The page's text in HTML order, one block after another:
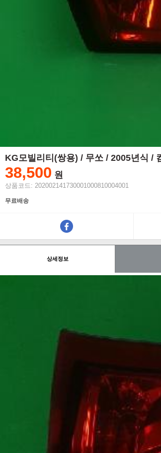
KG모빌리티(쌍용) / 무쏘 / 2005년식 /
38,500 원
상품코드: 202002141730001000810004001
무료배송
상세정보